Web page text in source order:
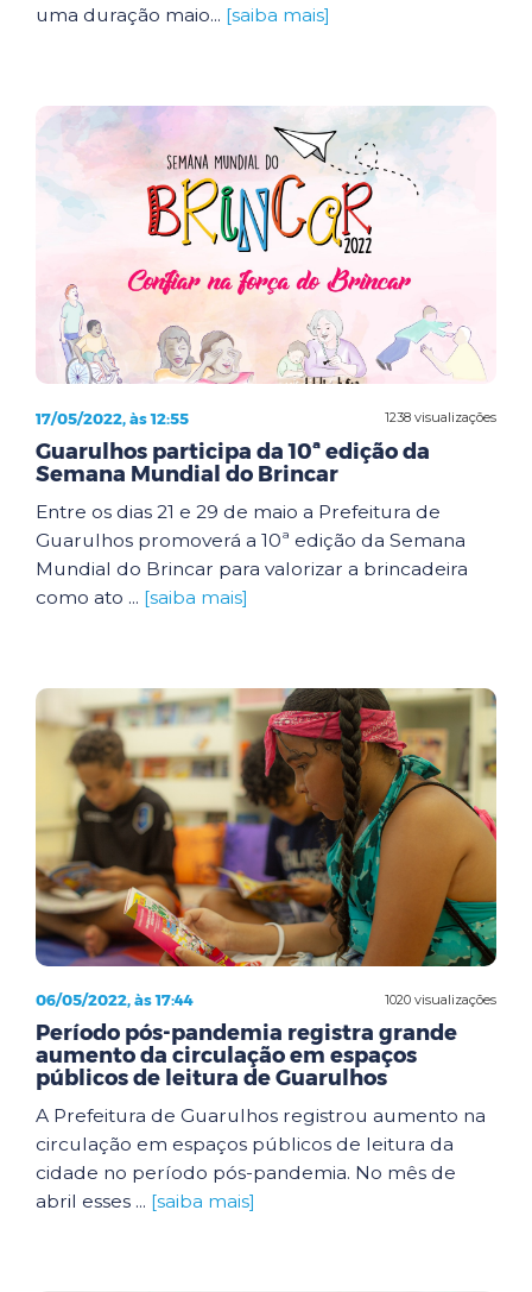
uma duração maio... [saiba mais]
1238 visualizações
17/05/2022, às 12:55
Guarulhos participa da 10ª edição da
Semana Mundial do Brincar
Entre os dias 21 e 29 de maio a Prefeitura de
Guarulhos promoverá a 10ª edição da Semana
Mundial do Brincar para valorizar a brincadeira
como ato ... [saiba mais]
1020 visualizações
06/05/2022, às 17:44
Período pós-pandemia registra grande
aumento da circulação em espaços
públicos de leitura de Guarulhos
A Prefeitura de Guarulhos registrou aumento na
circulação em espaços públicos de leitura da
cidade no período pós-pandemia. No mês de
abril esses ... [saiba mais]